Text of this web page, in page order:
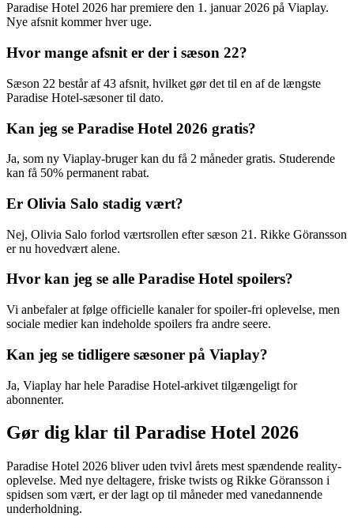
Paradise Hotel 2026 har premiere den 1. januar 2026 på Viaplay.
Nye afsnit kommer hver uge.
Hvor mange afsnit er der i sæson 22?
Sæson 22 består af 43 afsnit, hvilket gør det til en af de længste
Paradise Hotel-sæsoner til dato.
Kan jeg se Paradise Hotel 2026 gratis?
Ja, som ny Viaplay-bruger kan du få 2 måneder gratis. Studerende
kan få 50% permanent rabat.
Er Olivia Salo stadig vært?
Nej, Olivia Salo forlod værtsrollen efter sæson 21. Rikke Göransson
er nu hovedvært alene.
Hvor kan jeg se alle Paradise Hotel spoilers?
Vi anbefaler at følge officielle kanaler for spoiler-fri oplevelse, men
sociale medier kan indeholde spoilers fra andre seere.
Kan jeg se tidligere sæsoner på Viaplay?
Ja, Viaplay har hele Paradise Hotel-arkivet tilgængeligt for
abonnenter.
Gør dig klar til Paradise Hotel 2026
Paradise Hotel 2026 bliver uden tvivl årets mest spændende reality-
oplevelse. Med nye deltagere, friske twists og Rikke Göransson i
spidsen som vært, er der lagt op til måneder med vanedannende
underholdning.